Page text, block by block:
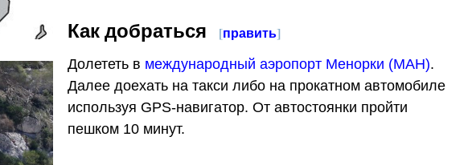
Как добраться [править]
Долететь в международный аэропорт Менорки (MAH).
Далее доехать на такси либо на прокатном автомобиле
используя GPS-навигатор. От автостоянки пройти
пешком 10 минут.